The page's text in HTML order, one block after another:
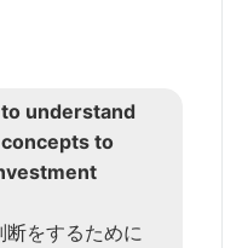
understand
to
をするために